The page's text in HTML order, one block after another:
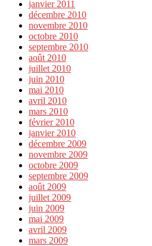
janvier 2011
décembre 2010
novembre 2010
octobre 2010
septembre 2010
août 2010
juillet 2010
juin 2010
mai 2010
avril 2010
mars 2010
février 2010
janvier 2010
décembre 2009
novembre 2009
octobre 2009
septembre 2009
août 2009
juillet 2009
juin 2009
mai 2009
avril 2009
mars 2009